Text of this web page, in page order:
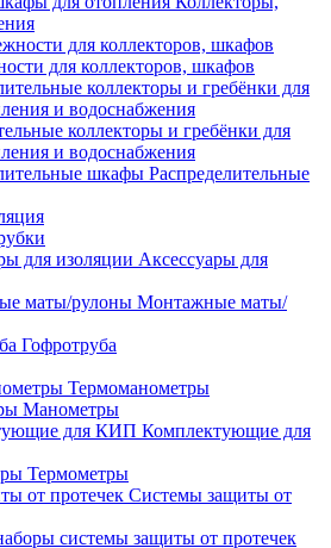
для коллекторов, шкафов
коллекторы и гребёнки для
и водоснабжения
Распределительные
Аксессуары для
Монтажные маты/
Гофротруба
Термоманометры
Манометры
Комплектующие для
Термометры
Системы защиты от